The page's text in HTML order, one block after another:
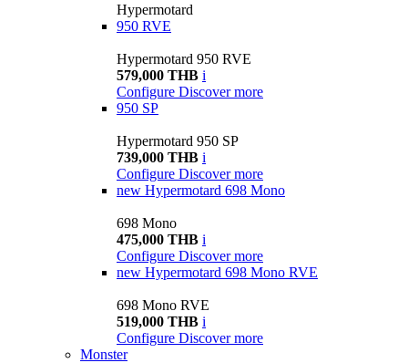
Hypermotard
950 RVE
Hypermotard 950 RVE
579,000 THB i
Configure Discover more
950 SP
Hypermotard 950 SP
739,000 THB i
Configure Discover more
new Hypermotard 698 Mono
698 Mono
475,000 THB i
Configure Discover more
new Hypermotard 698 Mono RVE
698 Mono RVE
519,000 THB i
Configure Discover more
Monster